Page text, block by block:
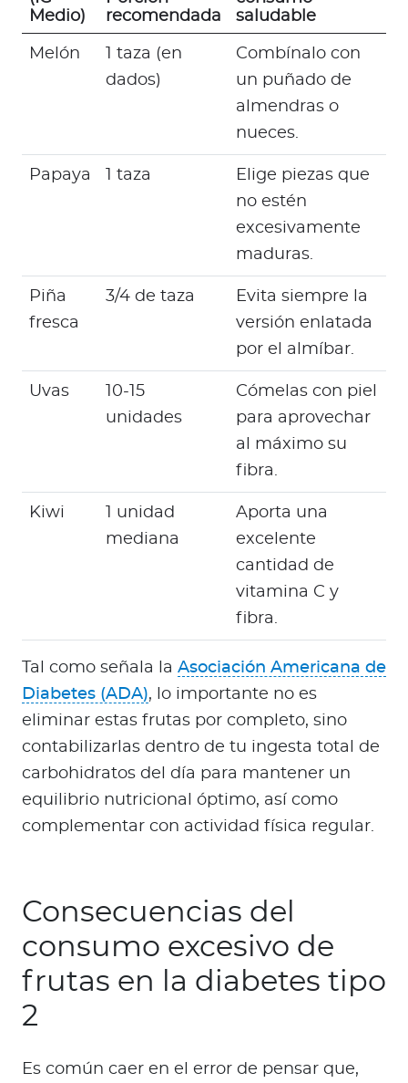
Medio)
recomendada
saludable
Melón
1 taza (en
dados)
Combínalo con
un puñado de
almendras o
nueces.
Papaya 1 taza
Elige piezas que
no estén
excesivamente
maduras.
Piña
fresca
3/4 de taza
Evita siempre la
versión enlatada
por el almíbar.
Uvas
10-15
unidades
Cómelas con piel
para aprovechar
al máximo su
fibra.
Kiwi
1 unidad
mediana
Aporta una
excelente
cantidad de
vitamina C y
fibra.
Tal como señala la Asociación Americana de
Diabetes (ADA), lo importante no es
eliminar estas frutas por completo, sino
contabilizarlas dentro de tu ingesta total de
carbohidratos del día para mantener un
equilibrio nutricional óptimo, así como
complementar con actividad física regular.
Consecuencias del
consumo excesivo de
frutas en la diabetes tipo
2
Es común caer en el error de pensar que,